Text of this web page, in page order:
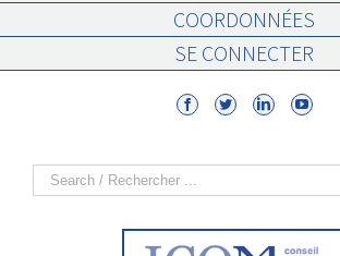
COORDONNÉES
SE CONNECTER
Search